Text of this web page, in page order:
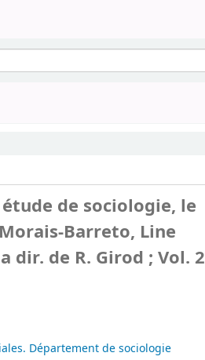
de sociologie, le
Barreto, Line
dir. de R. Girod ; Vol. 2
Département de sociologie